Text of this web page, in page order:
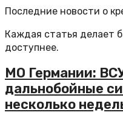
Последние новости о
Каждая статья делает
доступнее.
МО Германии:
дальнобойные
несколько